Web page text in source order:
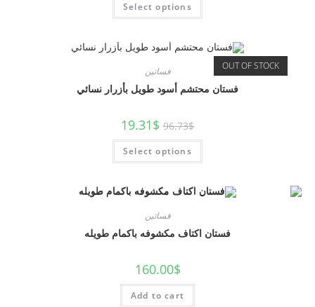
Select options
OUT OF STOCK فساتين
فستان محتشم أسود طويل بأزرار نسائي
96.73$
19.31$
Select options
فساتين
فستان اكتاف مكشوفه باكمام طويله
160.00$
Add to cart